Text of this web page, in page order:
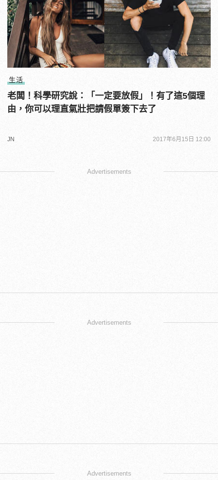
生活
老闆！科學研究說：「一定要放假」！有了這5個理
由，你可以理直氣壯把請假單簽下去了
JN 2017年6月15日 12:00
Advertisements
Advertisements
Advertisements